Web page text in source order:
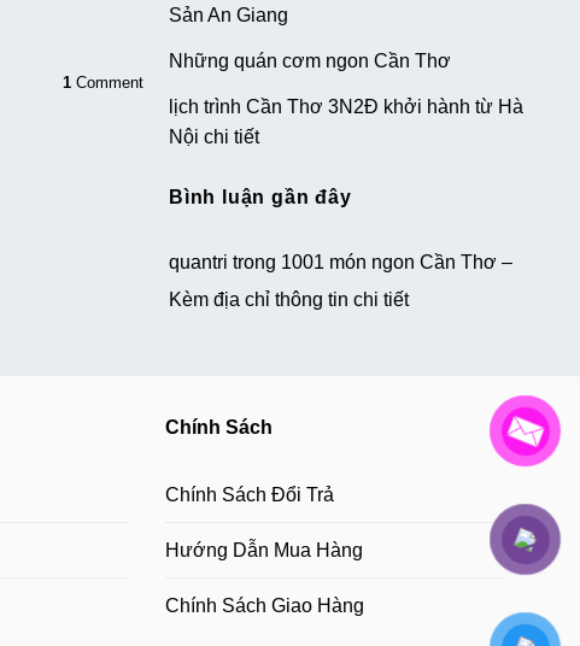
1 Comment
Sản An Giang
Những quán cơm ngon Cần Thơ
lịch trình Cần Thơ 3N2Đ khởi hành từ Hà
Nội chi tiết
Bình luận gần đây
quantri trong 1001 món ngon Cần Thơ –
Kèm địa chỉ thông tin chi tiết
Chính Sách
Chính Sách Đổi Trả
Hướng Dẫn Mua Hàng
Chính Sách Giao Hàng